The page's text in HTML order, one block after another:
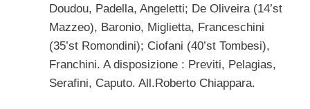
Doudou, Padella, Angeletti; De Oliveira (14’st
Mazzeo), Baronio, Miglietta, Franceschini
(35’st Romondini); Ciofani (40’st Tombesi),
Franchini. A disposizione : Previti, Pelagias,
Serafini, Caputo. All.Roberto Chiappara.